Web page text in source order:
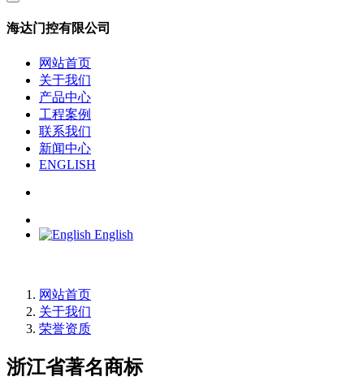
海达门控有限公司
网站首页
关于我们
产品中心
工程案例
联系我们
新闻中心
ENGLISH
English
网站首页
关于我们
荣誉资质
浙江省著名商标